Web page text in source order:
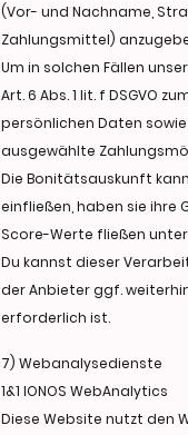
(Vor- und Nachname,
Zahlungsmittel)
Um in solchen Fällen
Art. 6 Abs. 1 lit. f DSGVO
persönlichen Daten
ausgewählte
Die Bonitätsauskunft
einfließen, haben sie
Score-Werte fließen
Du kannst dieser
der Anbieter ggf.
erforderlich ist.
7) Webanalysedienste
1&1 IONOS WebAnalytics
Diese Website nutzt den